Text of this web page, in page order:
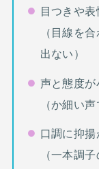
目つきや
（目線を
出ない）
声と態度が
（か細い
口調に抑
（一本調